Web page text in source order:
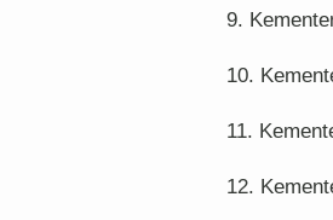
9.
10.
11.
12.